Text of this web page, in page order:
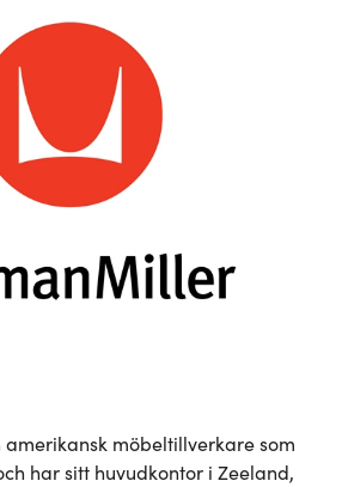
möbeltillverkare som
har sitt huvudkontor i Zeeland,